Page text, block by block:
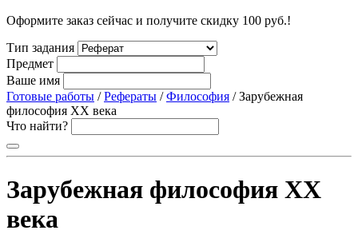
Оформите заказ сейчас и получите скидку 100 руб.!
Тип задания
Предмет
Ваше имя
Готовые работы /Рефераты /Философия / Зарубежная
философия ХХ века
Что найти?
Зарубежная философия ХХ
века